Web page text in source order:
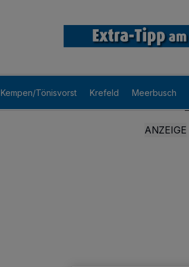
Kempen/Tönisvorst Krefeld Meerbusch